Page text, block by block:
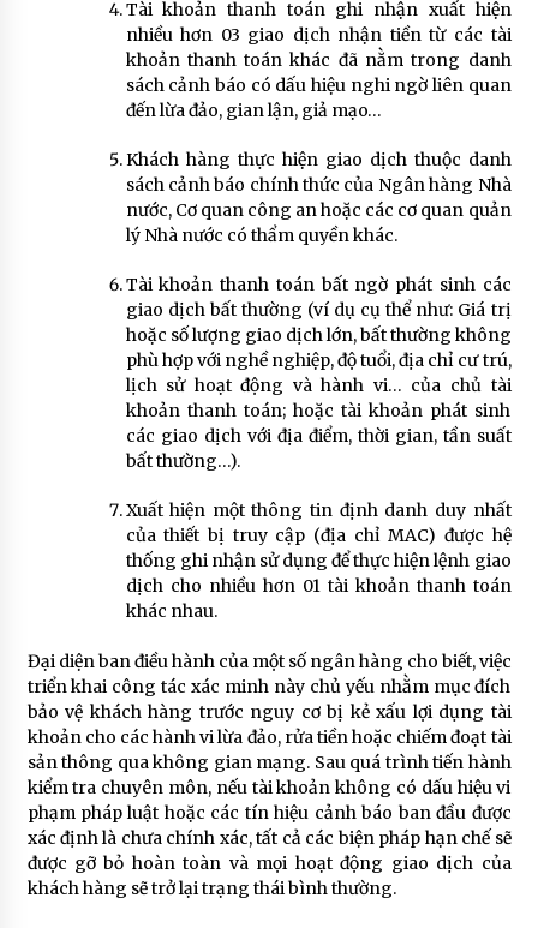
Tài khoản thanh toán ghi nhận xuất hiện
nhiều hơn 03 giao dịch nhận tiền từ các tài
khoản thanh toán khác đã nằm trong danh
sách cảnh báo có dấu hiệu nghi ngờ liên quan
đến lừa đảo, gian lận, giả mạo…
Khách hàng thực hiện giao dịch thuộc danh
sách cảnh báo chính thức của Ngân hàng Nhà
nước, Cơ quan công an hoặc các cơ quan quản
lý Nhà nước có thẩm quyền khác.
Tài khoản thanh toán bất ngờ phát sinh các
giao dịch bất thường (ví dụ cụ thể như: Giá trị
hoặc số lượng giao dịch lớn, bất thường không
phù hợp với nghề nghiệp, độ tuổi, địa chỉ cư trú,
lịch sử hoạt động và hành vi… của chủ tài
khoản thanh toán; hoặc tài khoản phát sinh
các giao dịch với địa điểm, thời gian, tần suất
bất thường…).
Xuất hiện một thông tin định danh duy nhất
của thiết bị truy cập (địa chỉ MAC) được hệ
thống ghi nhận sử dụng để thực hiện lệnh giao
dịch cho nhiều hơn 01 tài khoản thanh toán
khác nhau.
Đại diện ban điều hành của một số ngân hàng cho biết, việc
triển khai công tác xác minh này chủ yếu nhằm mục đích
bảo vệ khách hàng trước nguy cơ bị kẻ xấu lợi dụng tài
khoản cho các hành vi lừa đảo, rửa tiền hoặc chiếm đoạt tài
sản thông qua không gian mạng. Sau quá trình tiến hành
kiểm tra chuyên môn, nếu tài khoản không có dấu hiệu vi
phạm pháp luật hoặc các tín hiệu cảnh báo ban đầu được
xác định là chưa chính xác, tất cả các biện pháp hạn chế sẽ
được gỡ bỏ hoàn toàn và mọi hoạt động giao dịch của
khách hàng sẽ trở lại trạng thái bình thường.